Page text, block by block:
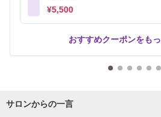
¥5,500
おすすめクーポンをも
サロンからの一言